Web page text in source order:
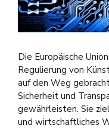
Die Europäische
Regulierung von
auf den Weg
Sicherheit und
gewährleisten. Sie
und wirtschaftliches